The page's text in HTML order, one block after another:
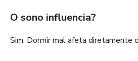
O sono influencia?
Sim. Dormir mal afeta diretamente